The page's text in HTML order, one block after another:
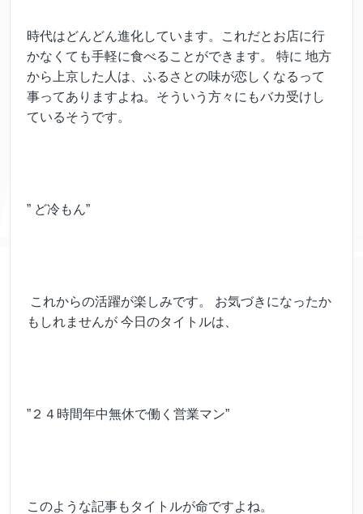
時代はどんどん進化しています。これだとお店に行
かなくても手軽に食べることができます。 特に 地方
から上京した人は、ふるさとの味が恋しくなるって
事ってありますよね。そういう方々にもバカ受けし
ているそうです。
” ど冷もん”
これからの活躍が楽しみです。 お気づきになったか
もしれませんが 今日のタイトルは、
”２４時間年中無休で働く営業マン”
このような記事もタイトルが命ですよね。